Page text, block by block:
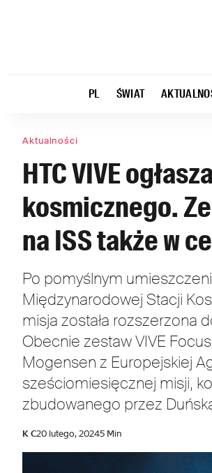
PL ŚWIAT
Aktualności
HTC VIVE
kosmicznego.
na ISS także w
Po pomyślnym
Międzynarodowej Stacji
misja została rozszerzona
Obecnie zestaw VIVE
Mogensen z Europejskiej
sześciomiesięcznej misji,
zbudowanego przez
K C20 lutego, 20245 Min